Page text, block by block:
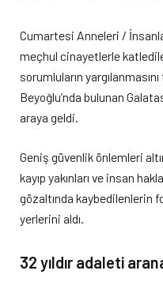
Cumartesi Anneleri /
meçhul cinayetlerle
sorumluların
Beyoğlu’nda bulunan
araya geldi.
Geniş güvenlik önlemleri
kayıp yakınları ve insan
gözaltında kaybedilenlerin
yerlerini aldı.
32 yıldır adaleti